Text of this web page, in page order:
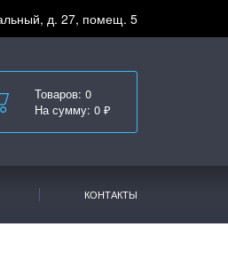
д. 27, помещ. 5
Товаров: 0
На сумму: 0 ₽
КОНТАКТЫ